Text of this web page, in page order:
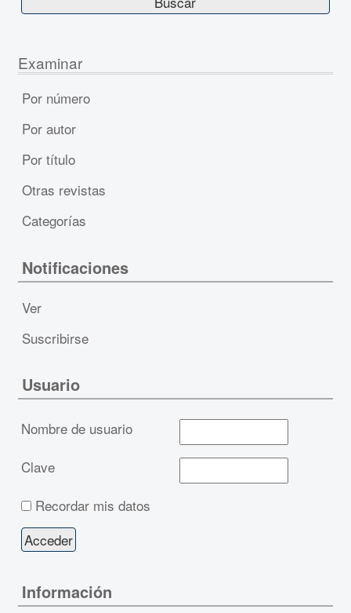
Examinar
Por número
Por autor
Por título
Otras revistas
Categorías
Notificaciones
Ver
Suscribirse
Usuario
Nombre de usuario
Clave
Recordar mis datos
Información